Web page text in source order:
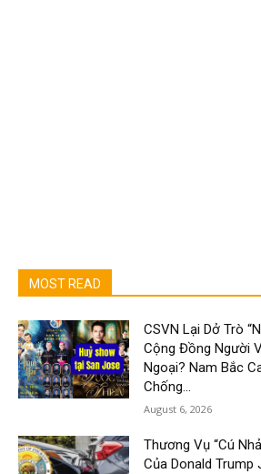
MOST READ
CSVN Lại Dở Trò
Cộng Đồng Người
Ngoại? Nam Bắc
Chống...
August 6, 2026
Thương Vụ “Cú
Của Donald Trump